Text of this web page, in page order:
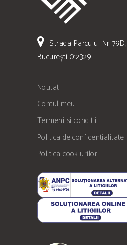
Strada Parcului Nr. 79D,
București 012329
Noutati
Contul meu
Termeni si conditii
Politica de confidentialitate
Politica cookiurilor